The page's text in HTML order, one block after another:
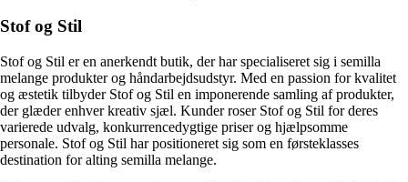
Stof og Stil
Stof og Stil er en anerkendt butik, der har specialiseret sig i semilla
melange produkter og håndarbejdsudstyr. Med en passion for kvalitet
og æstetik tilbyder Stof og Stil en imponerende samling af produkter,
der glæder enhver kreativ sjæl. Kunder roser Stof og Stil for deres
varierede udvalg, konkurrencedygtige priser og hjælpsomme
personale. Stof og Stil har positioneret sig som en førsteklasses
destination for alting semilla melange.